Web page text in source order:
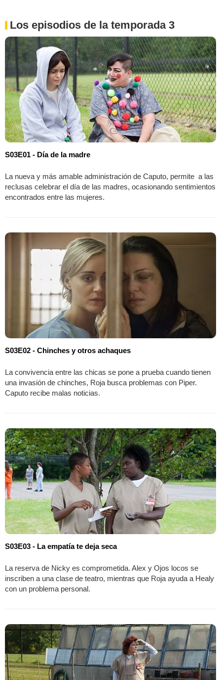
Los episodios de la temporada 3
S03E01 - Día de la madre
La nueva y más amable administración de Caputo, permite a las
reclusas celebrar el día de las madres, ocasionando sentimientos
encontrados entre las mujeres.
S03E02 - Chinches y otros achaques
La convivencia entre las chicas se pone a prueba cuando tienen
una invasión de chinches, Roja busca problemas con Piper.
Caputo recibe malas noticias.
S03E03 - La empatía te deja seca
La reserva de Nicky es comprometida. Alex y Ojos locos se
inscriben a una clase de teatro, mientras que Roja ayuda a Healy
con un problema personal.